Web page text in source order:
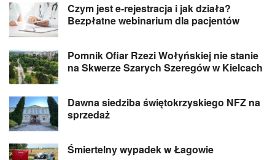
Czym jest e-rejestracja i jak działa?
Bezpłatne webinarium dla pacjentów
Pomnik Ofiar Rzezi Wołyńskiej nie stanie
na Skwerze Szarych Szeregów w Kielcach
Dawna siedziba świętokrzyskiego NFZ na
sprzedaż
Śmiertelny wypadek w Łagowie